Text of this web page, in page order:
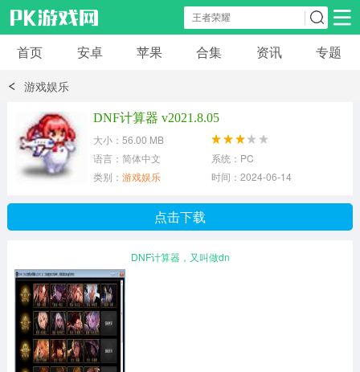
安卓应用 安卓游戏
模拟经营
首页 安卓 苹果 合集 资讯 专题
游戏娱乐
DNF计算器 v2021.8.05
大小：56.00 MB
语言：简体中文
系统：PC
类别： 游戏娱乐 时间：2024-06-14
点击下载
DNF计算器，又叫做dn